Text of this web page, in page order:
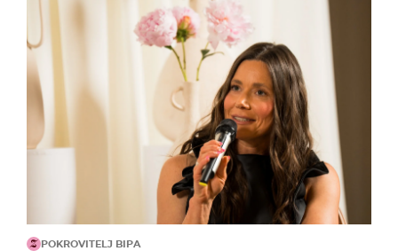
POKROVITELJ BIPA